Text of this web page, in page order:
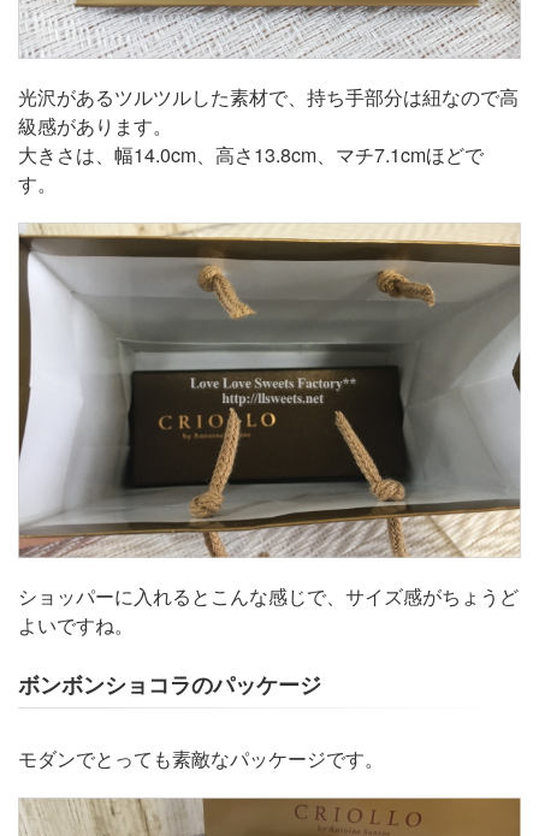
光沢があるツルツルした素材で、持ち手部分は紐なので高
級感があります。
大きさは、幅14.0cm、高さ13.8cm、マチ7.1cmほどで
す。
ショッパーに入れるとこんな感じで、サイズ感がちょうど
よいですね。
ボンボンショコラのパッケージ
モダンでとっても素敵なパッケージです。